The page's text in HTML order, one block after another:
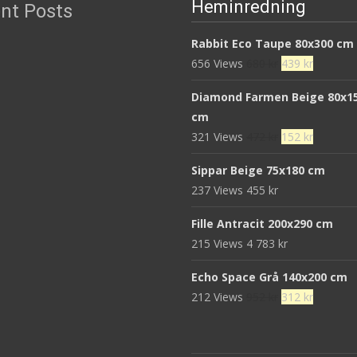
Posts Heminredning
Rabbit Eco Taupe 80x300 cm
656 Views
Det
priset
680 kr.
439 krDet
priset
439 kr.
Diamond Farmen Beige
cm
321 Views
Det
priset
152 krDet
priset
Sippar Beige 75x180 cm
237 Views 455 kr
Fille Antracit 200x290 cm
215 Views 4 783 kr
Echo Space Grå 140x200 cm
212 Views
Det
312 krDet